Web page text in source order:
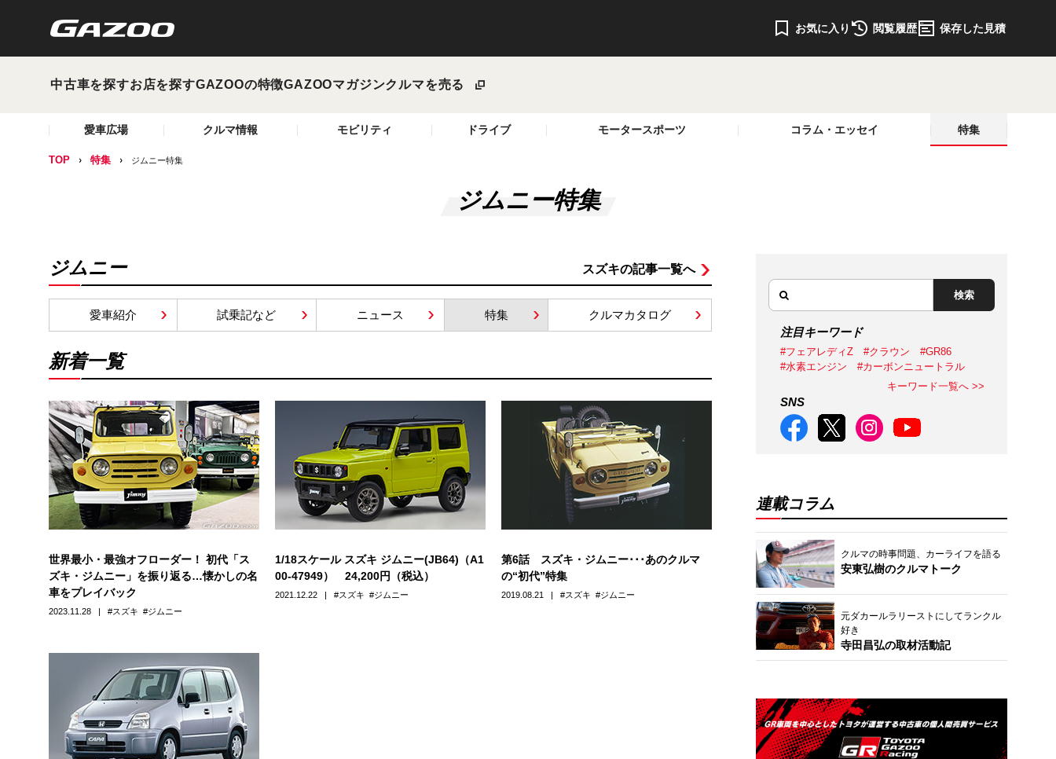
お気に入り 閲覧履歴 保存した見積
中古車を探すお店を探すGAZOOの特徴GAZOOマガジンクルマを売る
愛車広場 クルマ情報 モビリティ ドライブ モータースポーツ コラム・エッセイ 特集
TOP 特集 ジムニー特集
ジムニー特集
ジムニー スズキの記事一覧へ
愛車紹介 試乗記など ニュース 特集 クルマカタログ
新着一覧
世界最小・最強オフローダー！ 初代「ス
ズキ・ジムニー」を振り返る…懐かしの名
車をプレイバック
2023.11.28 スズキ ジムニー
1/18スケール スズキ ジムニー(JB64)（A1
00-47949） 24,200円（税込）
2021.12.22 スズキ ジムニー
第6話 スズキ・ジムニー･･･あのクルマ
の“初代”特集
2019.08.21 スズキ ジムニー
検索
注目キーワード
#フェアレディZ #クラウン
#GR86
#水素エンジン
#カーボンニュートラル
キーワード一覧へ >>
SNS
連載コラム
クルマの時事問題、カーライフを語る
安東弘樹のクルマトーク
元ダカールラリーストにしてランクル
好き
寺田昌弘の取材活動記